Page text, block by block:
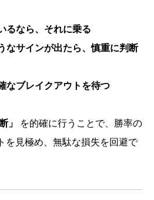
るなら、それに乗る
なサインが出たら、慎重に判断
なブレイクアウトを待つ
」
を的確に行うことで、勝率の
を見極め、無駄な損失を回避で